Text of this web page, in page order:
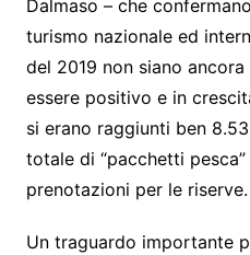
Dalmaso – che
turismo nazionale ed
del 2019 non siano
essere positivo e in
si erano raggiunti ben
totale di “pacchetti
prenotazioni per le riserve.
Un traguardo importante